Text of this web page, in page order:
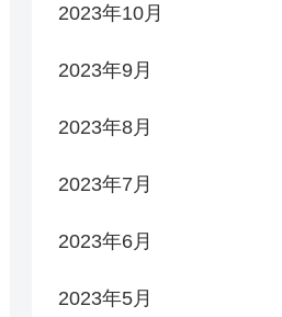
2023年10月
2023年9月
2023年8月
2023年7月
2023年6月
2023年5月